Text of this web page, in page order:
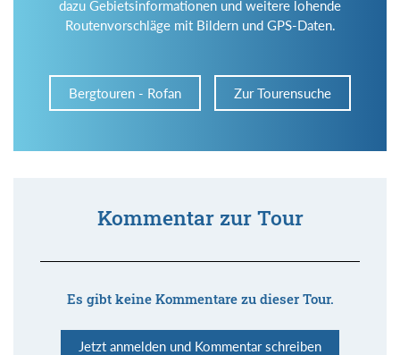
dazu Gebietsinformationen und weitere lohende
Routenvorschläge mit Bildern und GPS-Daten.
Bergtouren - Rofan Zur Tourensuche
Kommentar zur Tour
Es gibt keine Kommentare zu dieser Tour.
Jetzt anmelden und Kommentar schreiben